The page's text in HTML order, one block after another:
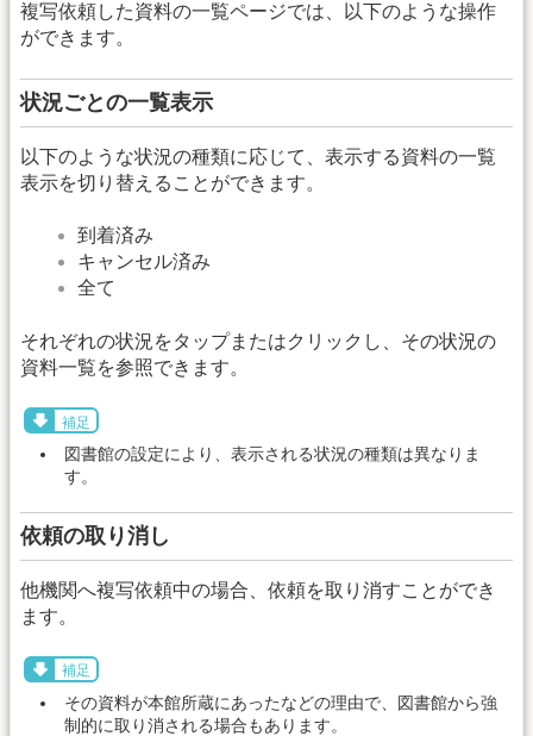
複写依頼した資料の一覧ページでは、以下のような操作
ができます。
状況ごとの一覧表示
以下のような状況の種類に応じて、表示する資料の一覧
表示を切り替えることができます。
到着済み
キャンセル済み
全て
それぞれの状況をタップまたはクリックし、その状況の
資料一覧を参照できます。
補足
図書館の設定により、表示される状況の種類は異なりま
す。
依頼の取り消し
他機関へ複写依頼中の場合、依頼を取り消すことができ
ます。
補足
その資料が本館所蔵にあったなどの理由で、図書館から強
制的に取り消される場合もあります。